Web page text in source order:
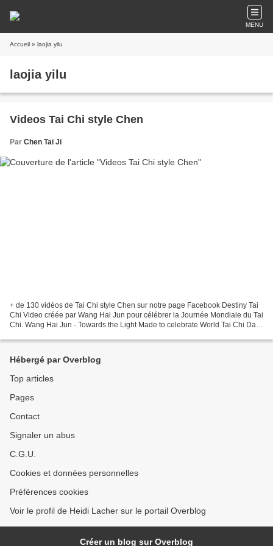
MENU
Accueil » laojia yilu
laojia yilu
Videos Tai Chi style Chen
Par Chen Tai Ji
+ de 130 vidéos de Tai Chi style Chen sur notre page Facebook Destiny Tai
Chi Video créée par Wang Hai Jun pour célébrer la Journée Mondiale du Tai
Chi. Wang Hai Jun - Towards the Light Made to celebrate World Tai Chi Day
Hébergé par Overblog
Top articles
Pages
Contact
Signaler un abus
C.G.U.
Cookies et données personnelles
Préférences cookies
Voir le profil de Heidi Lacher sur le portail Overblog
Créer un blog sur Overblog